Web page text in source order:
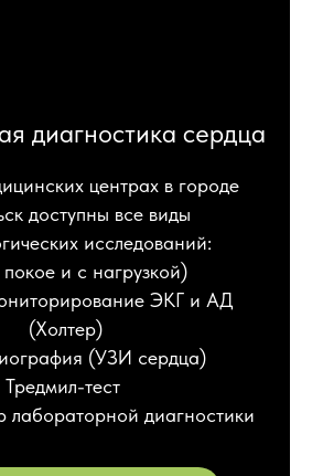
диагностика сердца
центрах в городе
доступны все виды
исследований:
и с нагрузкой)
ЭКГ и АД
(Холтер)
(УЗИ сердца)
Тредмил-тест
лабораторной диагностики